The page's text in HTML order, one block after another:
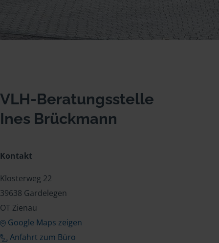
VLH-Beratungsstelle
Ines Brückmann
Kontakt
Klosterweg 22
39638 Gardelegen
OT Zienau
Google Maps zeigen
Anfahrt zum Büro